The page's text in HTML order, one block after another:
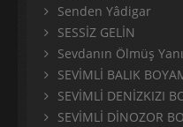
Senden Yâdigar
SESSİZ GELİN
Sevdanın Ölmüş Yanı
SEVİMLİ BALIK
SEVİMLİ DENİZKIZI
SEVİMLİ DİNOZOR